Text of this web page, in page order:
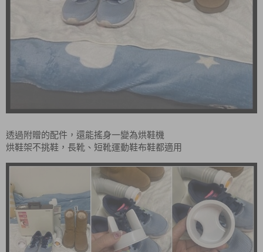
透過附贈的配件，還能搖身一變為烘鞋機
烘鞋架不挑鞋，長靴、短靴運動鞋布鞋都適用